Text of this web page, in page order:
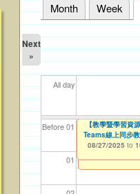
Primary tabs
Month Week
Next
»
All day
Before 01
01
【資網處】
整合系統～表單
03/27/2013 to
我愛銘傳我愛養
校區)
09/02/2019 to
【財務處】工讀
11/12/2021to
07/31/2027
【財
11/
114
04/
114
02/
114
03/
【學
07/
【人智系】銘傳
08/24/2025to
【教學暨學習
Teams線上同步
08/27/2025 to